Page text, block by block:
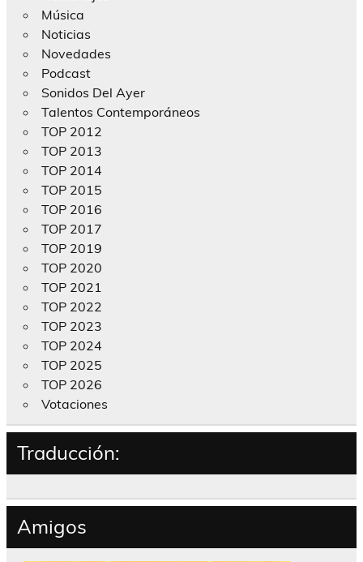
Música
Noticias
Novedades
Podcast
Sonidos Del Ayer
Talentos Contemporáneos
TOP 2012
TOP 2013
TOP 2014
TOP 2015
TOP 2016
TOP 2017
TOP 2019
TOP 2020
TOP 2021
TOP 2022
TOP 2023
TOP 2024
TOP 2025
TOP 2026
Votaciones
Traducción:
Amigos